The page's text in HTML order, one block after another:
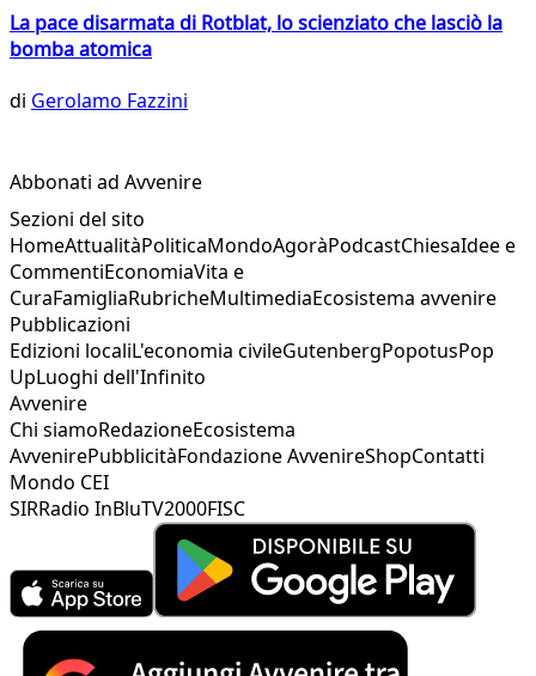
La pace disarmata di Rotblat, lo scienziato che lasciò la
bomba atomica
di Gerolamo Fazzini
Abbonati ad Avvenire
Sezioni del sito
HomeAttualitàPoliticaMondoAgoràPodcastChiesaIdee e
CommentiEconomiaVita e
CuraFamigliaRubricheMultimediaEcosistema avvenire
Pubblicazioni
Edizioni localiL'economia civileGutenbergPopotusPop
UpLuoghi dell'Infinito
Avvenire
Chi siamoRedazioneEcosistema
AvvenirePubblicitàFondazione AvvenireShopContatti
Mondo CEI
SIRRadio InBluTV2000FISC